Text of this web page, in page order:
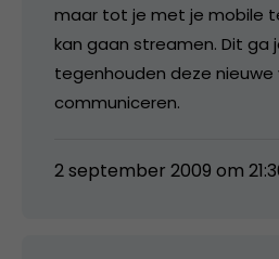
maar tot je met je mobile
kan gaan streamen. Dit ga
tegenhouden deze nieuwe
communiceren.
2 september 2009 om